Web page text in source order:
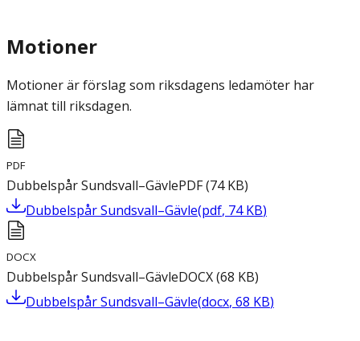
Motioner
Motioner är förslag som riksdagens ledamöter har
lämnat till riksdagen.
PDF
Dubbelspår Sundsvall–GävlePDF(74 KB)
Dubbelspår Sundsvall–Gävle(pdf, 74 KB)
DOCX
Dubbelspår Sundsvall–GävleDOCX(68 KB)
Dubbelspår Sundsvall–Gävle(docx, 68 KB)